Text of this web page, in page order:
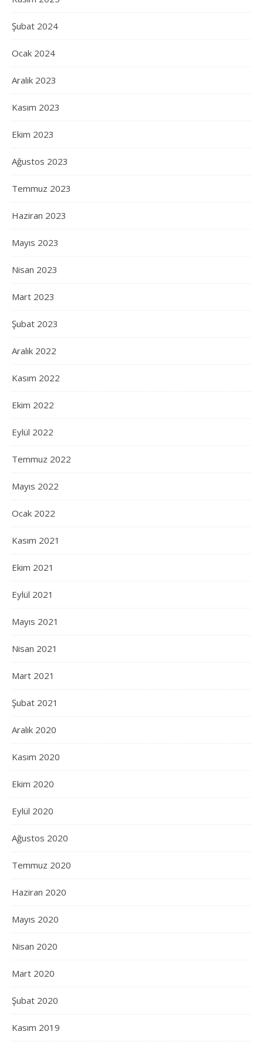
Şubat 2024
Ocak 2024
Aralık 2023
Kasım 2023
Ekim 2023
Ağustos 2023
Temmuz 2023
Haziran 2023
Mayıs 2023
Nisan 2023
Mart 2023
Şubat 2023
Aralık 2022
Kasım 2022
Ekim 2022
Eylül 2022
Temmuz 2022
Mayıs 2022
Ocak 2022
Kasım 2021
Ekim 2021
Eylül 2021
Mayıs 2021
Nisan 2021
Mart 2021
Şubat 2021
Aralık 2020
Kasım 2020
Ekim 2020
Eylül 2020
Ağustos 2020
Temmuz 2020
Haziran 2020
Mayıs 2020
Nisan 2020
Mart 2020
Şubat 2020
Kasım 2019